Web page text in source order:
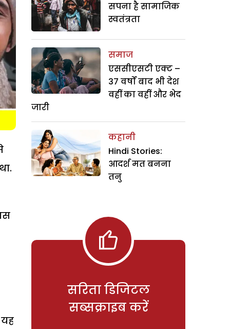
सपना है सामाजिक
स्वतंत्रता
समाज
एससीएसटी एक्ट –
37 वर्षों बाद भी देश
वहीं का वहीं और भेद
जारी
कहानी
Hindi Stories:
आदर्श मत बनना
तनु
सरिता डिजिटल
सब्सक्राइब करें